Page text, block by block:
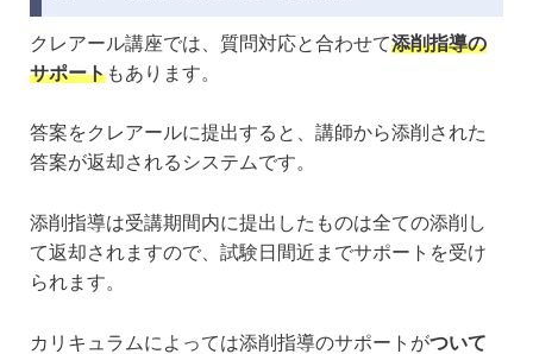
クレアール講座では、質問対応と合わせて添削指導の
サポートもあります。
答案をクレアールに提出すると、講師から添削された
答案が返却されるシステムです。
添削指導は受講期間内に提出したものは全ての添削し
て返却されますので、試験日間近までサポートを受け
られます。
カリキュラムによっては添削指導のサポートがついて